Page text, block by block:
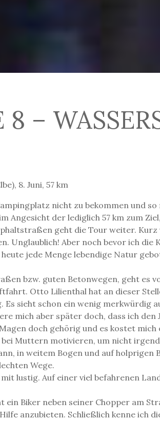
8 –
8. Juni, 57 km
nicht zu bekommen und
Angesicht der lediglich 57 km zum
geht die Tour weiter.
Unglaublich! Aber noch bevor ich
jede Menge lebendige Natur
bzw. guten Betonwegen, geht es
Otto Lilienthal hat an dieser
sieht schon ein wenig merkwürdig
mich aber später doch, dass ich
doch gehörig und es kostet mich
bei Muttern motivieren, um nicht
in weitem Bogen und auf
Wege.
lustig. Auf einer viel befahrenen
ein Biker neben seiner Chopper am
anzubieten. Schließlich kenne ich